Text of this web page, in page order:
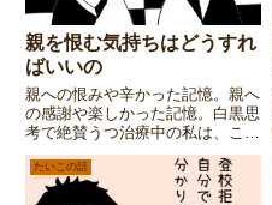
親を恨む気持ちはどうすれ
ばいいの
親への恨みや辛かった記憶。親へ
の感謝や楽しかった記憶。白黒思
考で絶賛うつ治療中の私は、この
相反する感情の置き所が分からず
困り果てます。悩みまくって辿り
着いた結論とは・・・。
たいこの話